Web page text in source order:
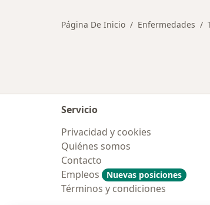
Página De Inicio Enfermedades
Servicio
Privacidad y cookies
Quiénes somos
Contacto
Empleos
Nuevas posiciones
Términos y condiciones